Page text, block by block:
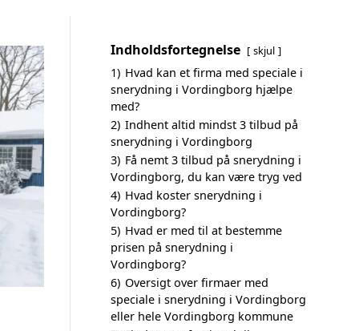
Indholdsfortegnelse skjul
1) Hvad kan et firma med speciale i
snerydning i Vordingborg hjælpe
med?
2) Indhent altid mindst 3 tilbud på
snerydning i Vordingborg
3) Få nemt 3 tilbud på snerydning i
Vordingborg, du kan være tryg ved
4) Hvad koster snerydning i
Vordingborg?
5) Hvad er med til at bestemme
prisen på snerydning i
Vordingborg?
6) Oversigt over firmaer med
speciale i snerydning i Vordingborg
eller hele Vordingborg kommune